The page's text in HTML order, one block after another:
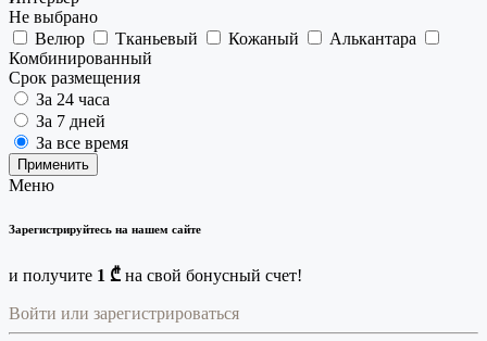
Не выбрано
Велюр
Тканьевый Кожаный
Алькантара
Комбинированный
Срок размещения
За 24 часа
За 7 дней
За все время
Применить
Меню
Зарегистрируйтесь на нашем сайте
и получите 1 ₾ на свой бонусный счет!
Войти или зарегистрироваться